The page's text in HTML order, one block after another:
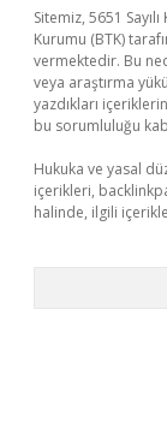
Sitemiz, 5651
Kurumu (BTK)
vermektedir. Bu
veya araştırma
yazdıkları
bu sorumluluğu
Hukuka ve yasal
içerikleri,
halinde, ilgili